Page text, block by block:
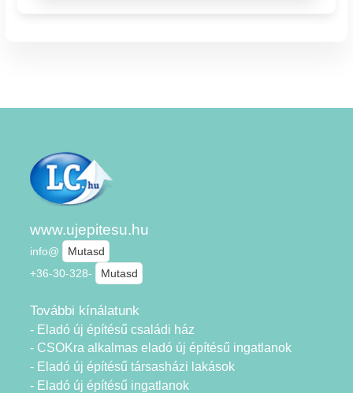
www.ujepitesu.hu
info@
Mutasd
+36-30-328-
Mutasd
További kínálatunk
- Eladó új építésű családi ház
- CSOKra alkalmas eladó új építésű ingatlanok
- Eladó új építésű társasházi lakások
- Eladó új építésű ingatlanok